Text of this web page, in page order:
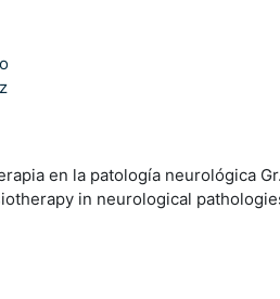
en la patología neurológica
in neurological